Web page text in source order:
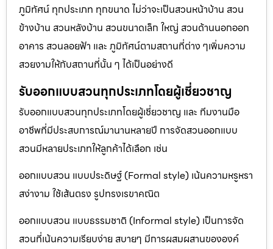
ภูมิทัศน์ ทุกประเภท ทุกขนาด ไม่ว่าจะเป็นสวนหน้าบ้าน สวน
ข้างบ้าน สวนหลังบ้าน สวนขนาดเล็ก ใหญ่ สวนด้านนอกออก
อาคาร สวนลอยฟ้า และ ภูมิทัศน์ตามสถานที่ต่าง ๆเพิ่มความ
สวยงามให้กับสถานที่นั้น ๆ ได้เป็นอย่างดี
รับออกแบบสวนทุกประเภทโดยผู้เชี่ยวชาญ
รับออกแบบสวนทุกประเภทโดยผู้เชี่ยวชาญ และ ทีมงานมือ
อาชีพที่มีประสบการณ์มานานหลายปี การจัดสวนออกแบบ
สวนมีหลายประเภทให้ลูกค้าได้เลือก เช่น
ออกแบบสวน แบบประดิษฐ์ (Formal style) เน้นความหรูหรา
สง่างาม ใช้เส้นตรง รูปทรงเรขาคณิต
ออกแบบสวน แบบธรรมชาติ (Informal style) เป็นการจัด
สวนที่เน้นความเรียบง่าย สบายๆ มีการผสมผสานขององค์